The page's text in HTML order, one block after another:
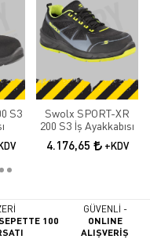
S3
Swolx SPORT-XR
200 S3 İş Ayakkabısı
4.176,65 +KDV
100
GÜVENLİ -
ONLINE
ALIŞVERİŞ